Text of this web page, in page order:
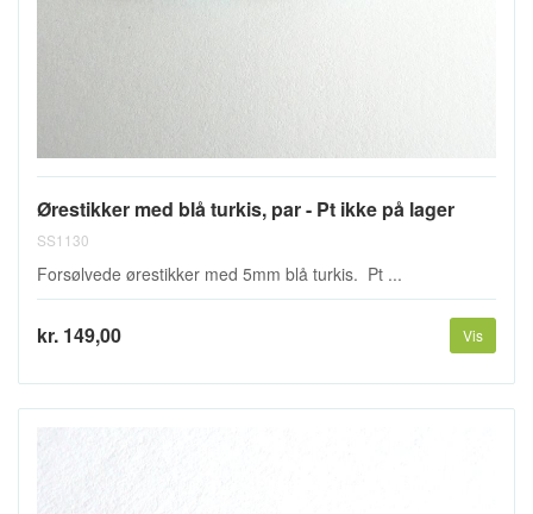
Ørestikker med blå turkis, par - Pt ikke på lager
SS1130
Forsølvede ørestikker med 5mm blå turkis. Pt ...
kr. 149,00 Vis